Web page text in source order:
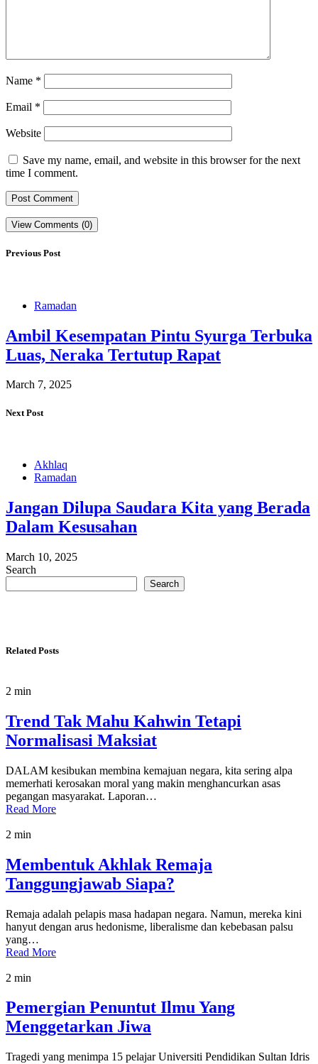
Name *
Email *
Website
Save my name, email, and website in this browser for the next
time I comment.
View Comments (0)
Previous Post
Ramadan
Ambil Kesempatan Pintu Syurga Terbuka
Luas, Neraka Tertutup Rapat
March 7, 2025
Next Post
Akhlaq
Ramadan
Jangan Dilupa Saudara Kita yang Berada
Dalam Kesusahan
March 10, 2025
Search
Search
Related Posts
2 min
Trend Tak Mahu Kahwin Tetapi
Normalisasi Maksiat
DALAM kesibukan membina kemajuan negara, kita sering alpa
memerhati kerosakan moral yang makin menghancurkan asas
pegangan masyarakat. Laporan…
Read More
2 min
Membentuk Akhlak Remaja
Tanggungjawab Siapa?
Remaja adalah pelapis masa hadapan negara. Namun, mereka kini
hanyut dengan arus hedonisme, liberalisme dan kebebasan palsu
yang…
Read More
2 min
Pemergian Penuntut Ilmu Yang
Menggetarkan Jiwa
Tragedi yang menimpa 15 pelajar Universiti Pendidikan Sultan Idris